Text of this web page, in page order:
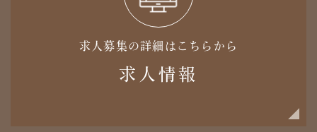
求人募集の詳細はこちらから
求人情報